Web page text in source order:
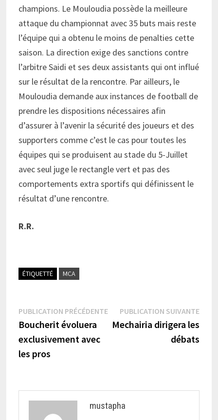
champions. Le Mouloudia possède la meilleure
attaque du championnat avec 35 buts mais reste
l’équipe qui a obtenu le moins de penalties cette
saison. La direction exige des sanctions contre
l’arbitre Saidi et ses deux assistants qui ont influé
sur le résultat de la rencontre. Par ailleurs, le
Mouloudia demande aux instances de football de
prendre les dispositions nécessaires afin
d’assurer à l’avenir la sécurité des joueurs et des
supporters comme c’est le cas pour toutes les
équipes qui se produisent au stade du 5-Juillet
avec seul juge le rectangle vert et pas des
comportements extra sportifs qui définissent le
résultat d’une rencontre.
R.R.
ÉTIQUETTÉ MCA
Navigation
de
l’article
PUBLICATION PRÉCÉDENTEPublication
précédente :
Boucherit évoluera
exclusivement avec
les pros
PUBLICATION SUIVANTE
Mechairia dirigera les
débats
mustapha